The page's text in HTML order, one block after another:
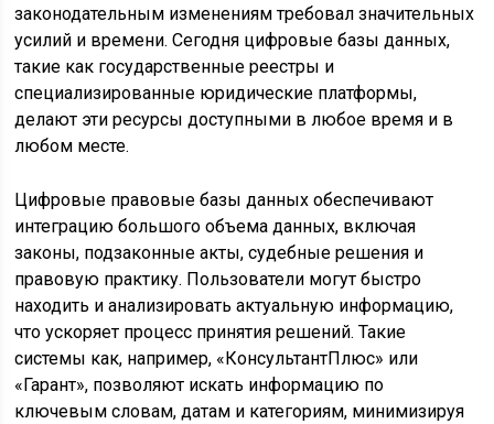
законодательным изменениям требовал значительных
усилий и времени. Сегодня цифровые базы данных,
такие как государственные реестры и
специализированные юридические платформы,
делают эти ресурсы доступными в любое время и в
любом месте.
Цифровые правовые базы данных обеспечивают
интеграцию большого объема данных, включая
законы, подзаконные акты, судебные решения и
правовую практику. Пользователи могут быстро
находить и анализировать актуальную информацию,
что ускоряет процесс принятия решений. Такие
системы как, например, «КонсультантПлюс» или
«Гарант», позволяют искать информацию по
ключевым словам, датам и категориям, минимизируя